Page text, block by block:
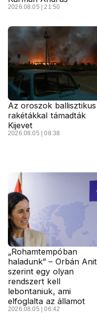
2026.08.05 | 21:50
Az oroszok ballisztikus
rakétákkal támadták
Kijevet
2026.08.05 | 08:38
„Rohamtempóban
haladunk” – Orbán
szerint egy olyan
rendszert kell
lebontaniuk, ami
elfoglalta az államot
2026.08.05 | 06:42